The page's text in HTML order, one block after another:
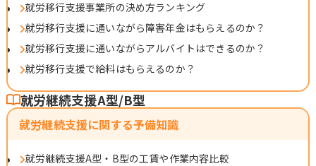
就労移行支援事業所の決め方ランキング
就労移行支援に通いながら障害年金はもらえるのか？
就労移行支援に通いながらアルバイトはできるのか？
就労移行支援で給料はもらえるのか？
就労継続支援A型/B型
就労継続支援に関する予備知識
就労継続支援A型・B型の工賃や作業内容比較